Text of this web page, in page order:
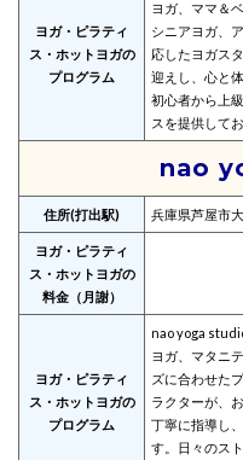
ヨガ・ピラティ
ス・ホットヨガの
プログラム
ヨガ、ママ＆
シニアヨガ、
応したヨガス
迎えし、心と
初心者から上
スを提供して
nao
住所(打出駅) 兵庫県芦屋市
ヨガ・ピラティ
ス・ホットヨガの
料金（月謝）
ヨガ・ピラティ
ス・ホットヨガの
プログラム
nao yoga
ヨガ、マタニ
ズに合わせた
ラクターが、
丁寧に指導し
す。日々のス